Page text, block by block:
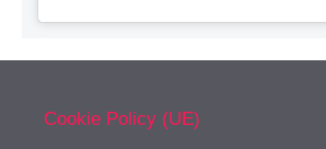
Cookie Policy (UE)